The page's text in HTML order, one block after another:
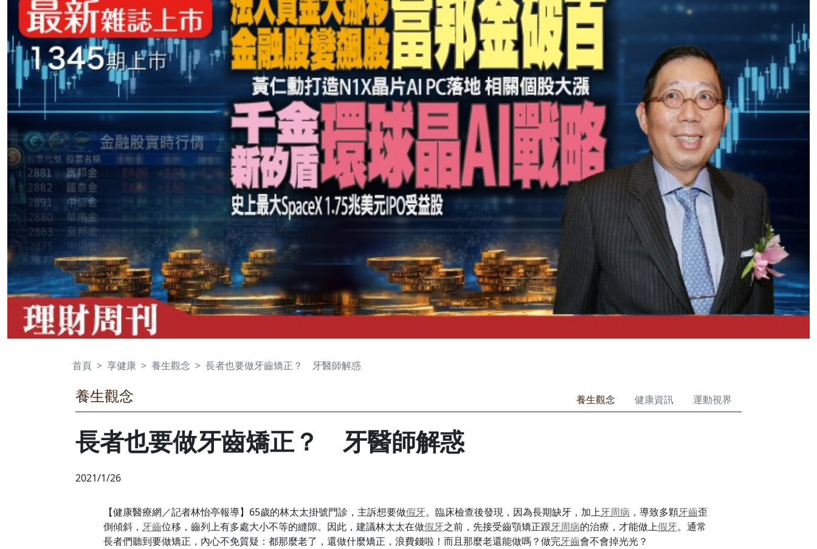
首頁 享健康 養生觀念 長者也要做牙齒矯正？ 牙醫師解惑
養生觀念 養生觀念 健康資訊 運動視界
長者也要做牙齒矯正？ 牙醫師解惑
2021/1/26
【健康醫療網／記者林怡亭報導】65歲的林太太掛號門診，主訴想要做假牙。臨床檢查後發現，因為長期缺牙，加上牙周病 ，導致多顆牙齒歪
倒傾斜， 牙齒位移，齒列上有多處大小不等的縫隙。因此，建議林太太在做假牙之前，先接受齒顎矯正跟牙周病的治療，才能做上假牙。通常
長者們聽到要做矯正，內心不免質疑：都那麼老了，還做什麼矯正，浪費錢啦！而且那麼老還能做嗎？做完牙齒會不會掉光光？